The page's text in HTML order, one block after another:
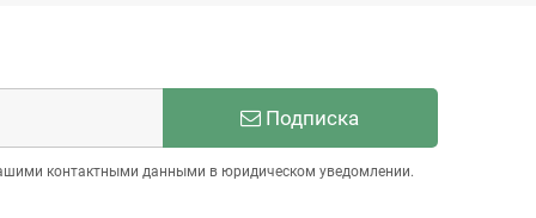
Подписка
контактными данными в юридическом уведомлении.